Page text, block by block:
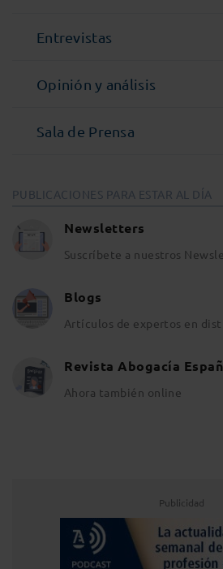
Entrevistas
Opinión y análisis
Sala de Prensa
PUBLICACIONES PARA ESTAR AL DÍA
Newsletters
Suscríbete a nuestros
Blogs
Artículos de expertos en
Revista Abogacía
Ahora también online
Publicidad